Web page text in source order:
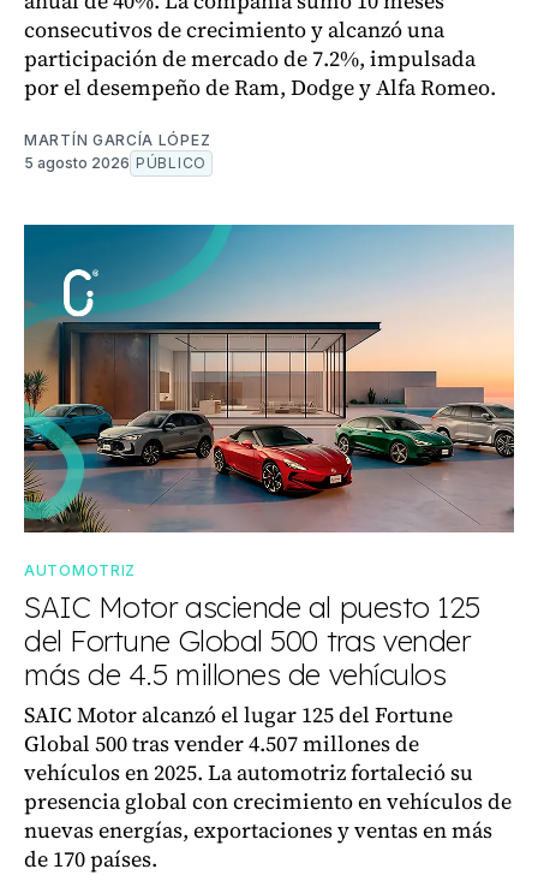
consecutivos de crecimiento y alcanzó una
participación de mercado de 7.2%, impulsada
por el desempeño de Ram, Dodge y Alfa Romeo.
MARTÍN GARCÍA LÓPEZ
5 agosto 2026 PÚBLICO
AUTOMOTRIZ
SAIC Motor asciende al puesto 125
del Fortune Global 500 tras vender
más de 4.5 millones de vehículos
SAIC Motor alcanzó el lugar 125 del Fortune
Global 500 tras vender 4.507 millones de
vehículos en 2025. La automotriz fortaleció su
presencia global con crecimiento en vehículos de
nuevas energías, exportaciones y ventas en más
de 170 países.